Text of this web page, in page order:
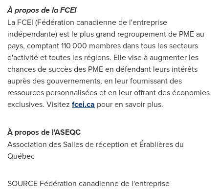
À propos de la FCEI
La FCEI (Fédération canadienne de l'entreprise
indépendante) est le plus grand regroupement de PME au
pays, comptant 110 000 membres dans tous les secteurs
d'activité et toutes les régions. Elle vise à augmenter les
chances de succès des PME en défendant leurs intérêts
auprès des gouvernements, en leur fournissant des
ressources personnalisées et en leur offrant des économies
exclusives. Visitez fcei.ca pour en savoir plus.
À propos de l'ASEQC
Association desSalles de réception et Érablières du
Québec
SOURCE Fédération canadienne de l'entreprise